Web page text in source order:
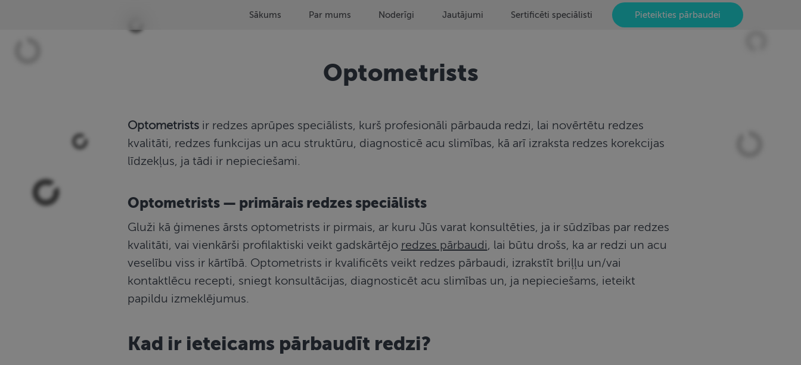
Sākums Par mums Noderīgi Jautājumi Sertificēti speciālisti Pieteikties pārbaudei
Optometrists
Optometristsir redzes aprūpes speciālists, kurš profesionāli pārbauda redzi, lai novērtētu redzes
kvalitāti, redzes funkcijas un acu struktūru, diagnosticē acu slimības, kā arī izraksta redzes korekcijas
līdzekļus, ja tādi ir nepieciešami.
Optometrists — primārais redzes speciālists
Gluži kā ģimenes ārsts optometrists ir pirmais, ar kuru Jūs varat konsultēties, ja ir sūdzības par redzes
kvalitāti, vai vienkārši profilaktiski veikt gadskārtējo redzes pārbaudi, lai būtu drošs, ka ar redzi un acu
veselību viss ir kārtībā. Optometrists ir kvalificēts veikt redzes pārbaudi, izrakstīt briļļu un/vai
kontaktlēcu recepti, sniegt konsultācijas, diagnosticēt acu slimības un, ja nepieciešams, ieteikt
papildu izmeklējumus.
Kad ir ieteicams pārbaudīt redzi?